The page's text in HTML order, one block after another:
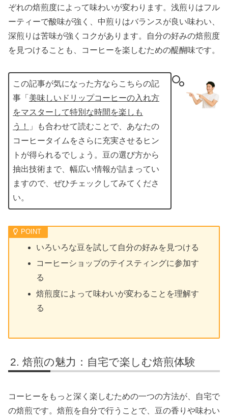
ぞれの焙煎度によって味わいが変わります。浅煎りはフル
ーティーで酸味が強く、中煎りはバランスが良い味わい、
深煎りは苦味が強くコクがあります。自分の好みの焙煎度
を見つけることも、コーヒーを楽しむための醍醐味です。
この記事が気になった方ならこちらの記
事「 美味しいドリップコーヒーの入れ方
をマスターして特別な時間を楽しも
う！
」も合わせて読むことで、あなたの
コーヒータイムをさらに充実させるヒン
トが得られるでしょう。豆の選び方から
抽出技術まで、幅広い情報が詰まってい
ますので、ぜひチェックしてみてくださ
い。
いろいろな豆を試して自分の好みを見つける
コーヒーショップのテイスティングに参加す
る
焙煎度によって味わいが変わることを理解す
る
焙煎の魅力：自宅で楽しむ焙煎体験
コーヒーをもっと深く楽しむための一つの方法が、自宅で
の焙煎です。焙煎を自分で行うことで、豆の香りや味わい